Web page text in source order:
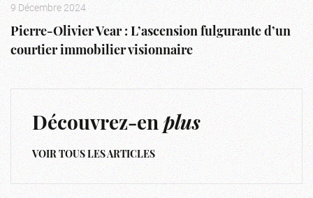
9 Décembre 2024
Pierre-Olivier Vear : L’ascension fulgurante d’un
courtier immobilier visionnaire
Découvrez-enplus
VOIR TOUS LES ARTICLES